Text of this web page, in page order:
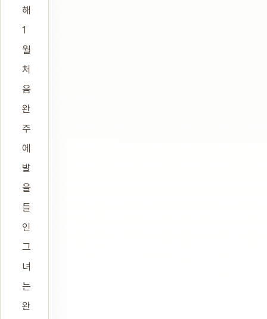
해
1
월
처
음
완
주
에
발
을
들
인
그
녀
는
완